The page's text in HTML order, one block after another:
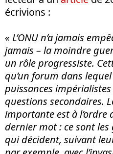
écrivions :
« L’ONU n’a jamais
jamais – la moindre
un rôle progressiste.
qu’un forum dans
puissances
questions secondaires.
importante est à l’ordre
dernier mot : ce sont
qui décident, suivant